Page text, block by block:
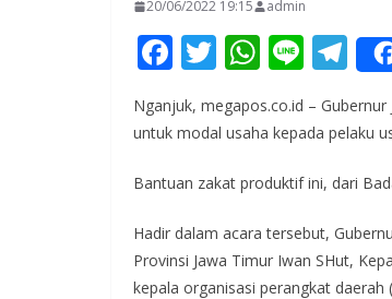
20/06/2022 19:15 admin
F
ac
e
o
o
k
T
itt
W
at
A
p
p
Li
e
T
el
e
a
m
Nganjuk, megapos.co.id –
untuk modal usaha kepada pelaku
Bantuan zakat produktif ini, dari
Hadir dalam acara tersebut,
Provinsi Jawa Timur Iwan SHut,
kepala organisasi perangkat daerah